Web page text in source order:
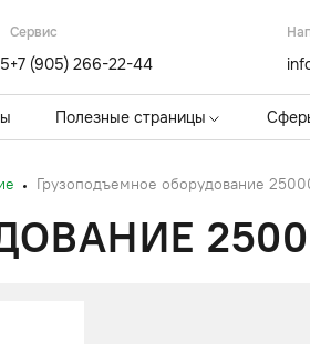
Cервис
+7 (905) 266-22-44
Полезные страницы
Грузоподъемное оборудование